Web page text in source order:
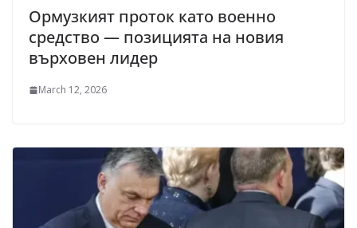
Ормузкият проток като военно
средство — позицията на новия
върховен лидер
March 12, 2026